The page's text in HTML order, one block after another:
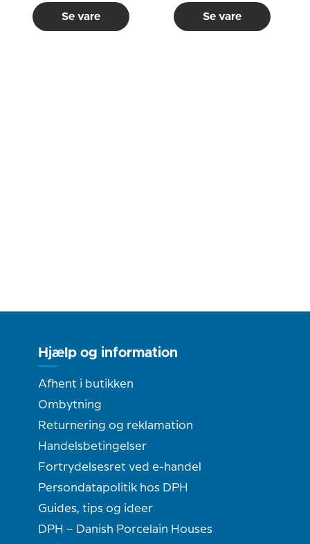
Se vare Se vare
Hjælp og information
Afhent i butikken
Ombytning
Returnering og reklamation
Handelsbetingelser
Fortrydelsesret ved e-handel
Persondatapolitik hos DPH
Guides, tips og ideer
DPH – Danish Porcelain Houses